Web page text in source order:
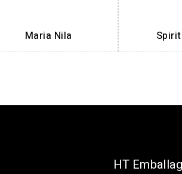
Maria Nila
HT